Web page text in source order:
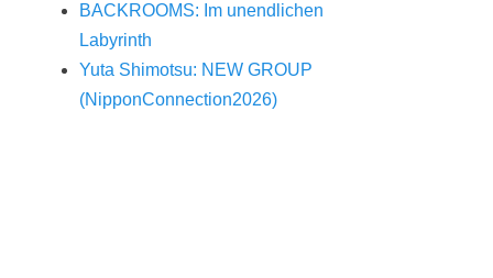
BACKROOMS: Im unendlichen
Labyrinth
Yuta Shimotsu: NEW GROUP
(NipponConnection2026)